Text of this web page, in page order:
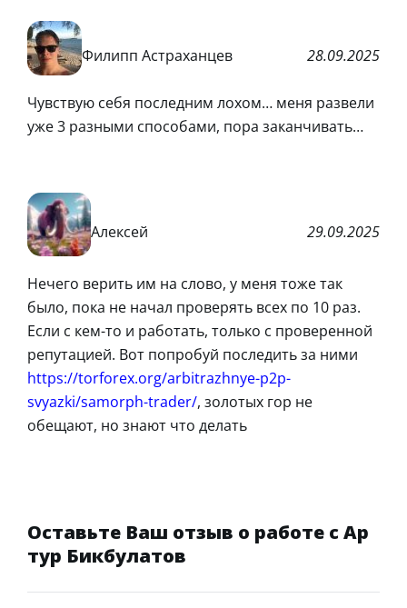
Филипп Астраханцев 28.09.2025
Чувствую себя последним лохом… меня развели
уже 3 разными способами, пора заканчивать…
Алексей 29.09.2025
Нечего верить им на слово, у меня тоже так
было, пока не начал проверять всех по 10 раз.
Если с кем-то и работать, только с проверенной
репутацией. Вот попробуй последить за ними
https://torforex.org/arbitrazhnye-p2p-
svyazki/samorph-trader/, золотых гор не
обещают, но знают что делать
Оставьте Ваш отзыв о работе с Ар
тур Бикбулатов